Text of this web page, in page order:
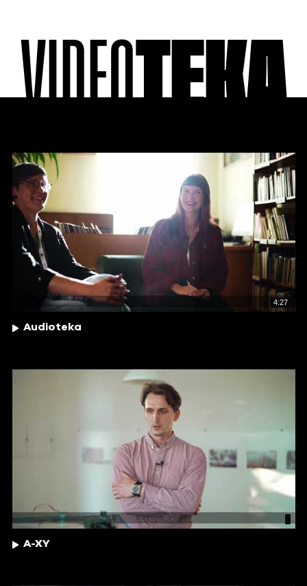
VIDEOTEKA
4:27
Audioteka
A-XY